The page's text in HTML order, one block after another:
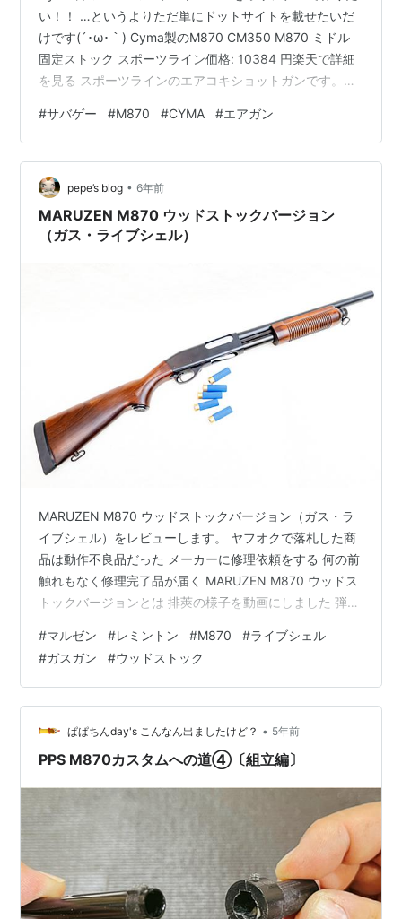
い！！ …というよりただ単にドットサイトを載せたいだ
けです(´･ω･｀) Cyma製のM870 CM350 M870 ミドル
固定ストック スポーツライン価格: 10384 円楽天で詳細
を見る スポーツラインのエアコキショットガンです。軽
られるだけです。（横にネジ二つでとめられます。） こ
こにオープンタイプのドットサイトをのせたい！！
Sutekus 【1 マルチドット 照準器 ドットサイト 2色 4パ
ターン 20mmレール規格対応[正規品] (照準器本体のみ)
Sutekus Amaz…
#サバゲー #M870 #CYMA #エアガン
pepe’s blog • 6年前
MARUZEN M870 ウッドストックバージョン
（ガス・ライブシェル）
MARUZEN M870 ウッドストックバージョン（ガス・ラ
イブシェル）をレビューします。 ヤフオクで落札した商
品は動作不良品だった メーカーに修理依頼をする 何の前
触れもなく修理完了品が届く MARUZEN M870 ウッドス
トックバージョンとは 排莢の様子を動画にしました 弾速
クバージョン 商品リンク 注釈・コメント ヤフオクで落
札した商品は動作不良品だった MARUZEN M870 ウッド
ストックバージョン（ガス・ライブシェル）の中古品を
ヤフオクで落札しました。実は落札したのは今から２カ
月以上前のことなのですが、届いた品物はエジェク…
#マルゼン #レミントン #M870 #ライブシェル
#ガスガン #ウッドストック
ぱぱちんday's こんなん出ましたけど？ • 5年前
PPS M870カスタムへの道④〔組立編〕